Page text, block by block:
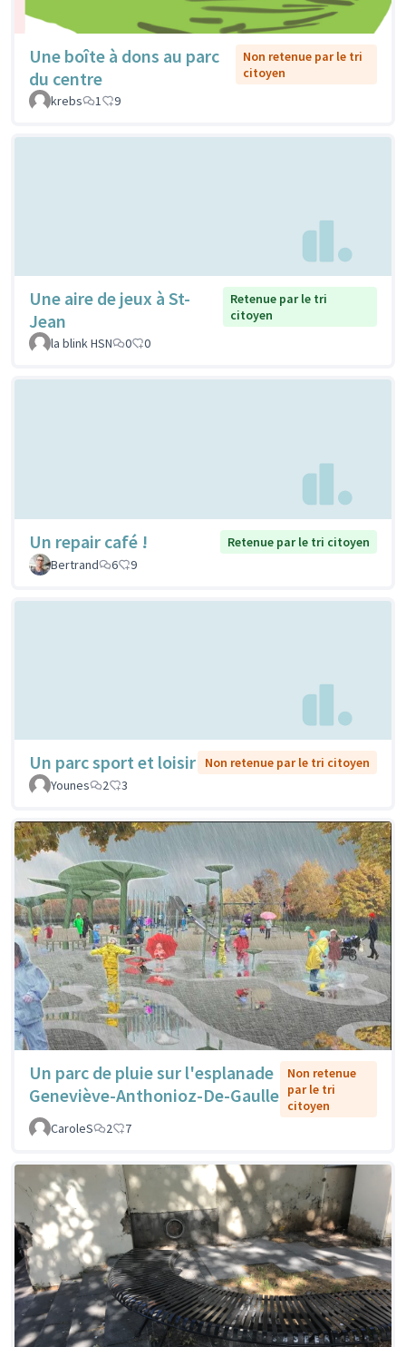
Une boîte à dons au parc
du centre
Non retenue par le tri
citoyen
krebs
1 9
Une aire de jeux à St-
Jean
Retenue par le tri
citoyen
la blink HSN
0 0
Un repair café !
Retenue par le tri citoyen
Bertrand
6 9
Un parc sport et loisir
Non retenue par le tri citoyen
Younes
2 3
Un parc de pluie sur l'esplanade
Geneviève-Anthonioz-De-Gaulle
Non retenue
par le tri
citoyen
CaroleS
2 7